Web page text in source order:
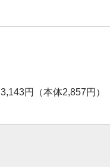
3,143円（本体2,857円）